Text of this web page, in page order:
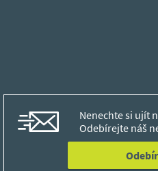
Nenechte si ujít
Odebírejte náš